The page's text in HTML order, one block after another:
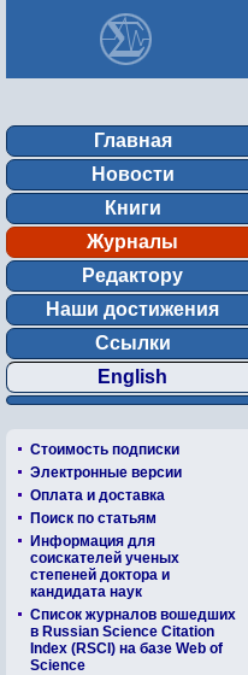
Главная
Новости
Книги
Журналы
Редактору
Наши достижения
Ссылки
English
Стоимость подписки
Электронные версии
Оплата и доставка
Поиск по статьям
Информация для
соискателей ученых
степеней доктора и
кандидата наук
Список журналов вошедших
в Russian Science Citation
Index (RSCI) на базе Web of
Science